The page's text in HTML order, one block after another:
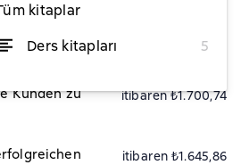
kitaplar
Ders kitapları
5
itibaren ₺1.645,86
Kunden zu
itibaren ₺1.700,74
itibaren ₺1.645,86